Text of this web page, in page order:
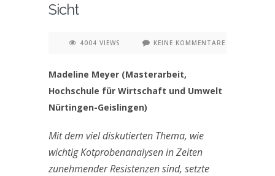
Sicht
4004 VIEWS KEINE KOMMENTARE
Madeline Meyer (Masterarbeit,
Hochschule für Wirtschaft und Umwelt
Nürtingen-Geislingen)
Mit dem viel diskutierten Thema, wie
wichtig Kotprobenanalysen in Zeiten
zunehmender Resistenzen sind, setzte